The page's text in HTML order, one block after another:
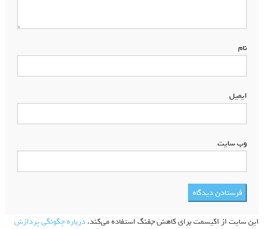
نام
ایمیل
وب‌ سایت
این سایت از اکیسمت برای کاهش جفنگ استفاده می‌کند.درباره چگونگی پردازش